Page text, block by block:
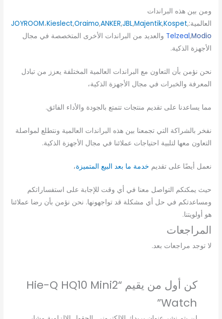
ومن بين هذه البراندات
العالمية:
JOYROOM،Kieslect,Oraimo,ANKER,JBL,Majentik,Kospet,
Telzeal,Modio
والعديد من البراندات الأخرى المتخصصة في مجال
الأجهزة الذكية.
نحن نؤمن بأن التعاون مع البراندات العالمية المختلفة يعزز من تبادل
المعرفة والخبرات في مجال الأجهزة الذكية،
مما يساعدنا على تقديم منتجات تتمتع بالجودة والأداء الفائق.
نفخر بالشراكة التي تجمعنا بين هذه البراندات العالمية ونتطلع لمواصلة
التعاون معها لتلبية احتياجات عملائنا في مجال الأجهزة الذكية.
نعمل أيضًا على تقديم خدمة ما بعد البيع المتميزة،
حيث يمكنكم التواصل معنا في أي وقت للإجابة على استفساراتكم
ومساعدتكم في حل أي مشكلة قد تواجهونها. نحن نؤمن بأن رضا عملائنا
هو أولويتنا.
المراجعات
لا توجد مراجعات بعد.
كن أول من يقيم “Hie-Q HQ10 Mini2
Watch”